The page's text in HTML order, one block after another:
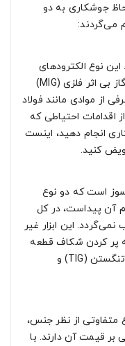
جوشکاری به دو
می‌گردند:
نوع الکترودهای
جوشکاری برای استفاده در جوشکاری با گاز بی اثر فلزی (MIG)
از موادی مانند فولاد
اقدامات احتیاطی که
انجام دهید، اینست
کنید.
است که دو نوع
آن پیداست، در کل
این ابزار غیر
پر کردن شکاف قطعه
کار نیستند و در جوشکاری با گاز بی اثر تنگستن (TIG) و
متفاوتی از نظر جنس،
قیمت آن دارند. با